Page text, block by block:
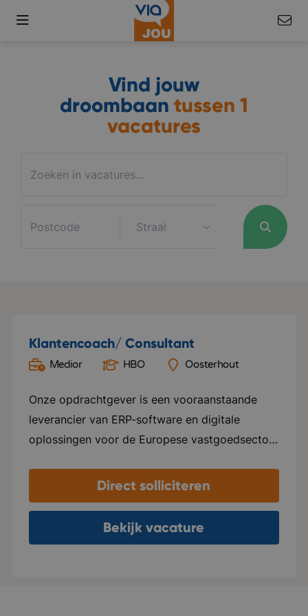
Vind jouw
droombaan tussen 1
vacatures
Klantencoach/ Consultant
Medior HBO Oosterhout
Onze opdrachtgever is een vooraanstaande
leverancier van ERP-software en digitale
oplossingen voor de Europese vastgoedsector
klanten verspreid over Duitsland, Frankrijk, het
Verenigd Koninkrijk, Nederland, Oostenrijk en
Scandinavië. Hiermee zijn zij marktleider in hun
sector. In Nederland gebruiken zo’n 41.000+
Direct solliciteren
Bekijk vacature